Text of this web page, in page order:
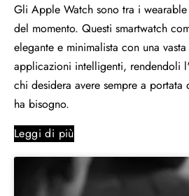
Gli Apple Watch sono tra i
del momento. Questi smartwatch
elegante e minimalista con una
applicazioni intelligenti, rendendoli
chi desidera avere sempre a
ha bisogno.
Leggi di più